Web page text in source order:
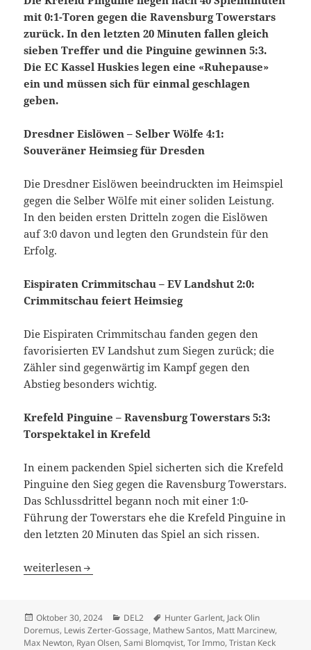
mit 0:1-Toren gegen die Ravensburg Towerstars
zurück. In den letzten 20 Minuten fallen gleich
sieben Treffer und die Pinguine gewinnen 5:3.
Die EC Kassel Huskies legen eine «Ruhepause»
ein und müssen sich für einmal geschlagen
geben.
Dresdner Eislöwen – Selber Wölfe 4:1:
Souveräner Heimsieg für Dresden
Die Dresdner Eislöwen beeindruckten im Heimspiel
gegen die Selber Wölfe mit einer soliden Leistung.
In den beiden ersten Dritteln zogen die Eislöwen
auf 3:0 davon und legten den Grundstein für den
Erfolg.
Eispiraten Crimmitschau – EV Landshut 2:0:
Crimmitschau feiert Heimsieg
Die Eispiraten Crimmitschau fanden gegen den
favorisierten EV Landshut zum Siegen zurück; die
Zähler sind gegenwärtig im Kampf gegen den
Abstieg besonders wichtig.
Krefeld Pinguine – Ravensburg Towerstars 5:3:
Torspektakel in Krefeld
In einem packenden Spiel sicherten sich die Krefeld
Pinguine den Sieg gegen die Ravensburg Towerstars.
Das Schlussdrittel begann noch mit einer 1:0-
Führung der Towerstars ehe die Krefeld Pinguine in
den letzten 20 Minuten das Spiel an sich rissen.
EHC Freiburg schockt die Kassel Huskies – Krefeld
weiterlesen
Veröffentlicht
am
Oktober 30, 2024 Kategorien
DEL2 Schlagwörter
Hunter Garlent, Jack Olin
Doremus, Lewis Zerter-Gossage, Mathew Santos, Matt Marcinew,
Max Newton, Ryan Olsen,Sami Blomqvist,Tor Immo,Tristan Keck